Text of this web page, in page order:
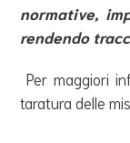
normative,
rendendo
Per maggiori
taratura delle